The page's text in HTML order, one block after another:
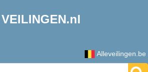
Alleveilingen.be